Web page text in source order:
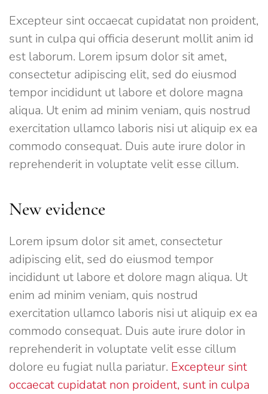
Excepteur sint occaecat cupidatat non proident,
sunt in culpa qui officia deserunt mollit anim id
est laborum. Lorem ipsum dolor sit amet,
consectetur adipiscing elit, sed do eiusmod
tempor incididunt ut labore et dolore magna
aliqua. Ut enim ad minim veniam, quis nostrud
exercitation ullamco laboris nisi ut aliquip ex ea
commodo consequat. Duis aute irure dolor in
reprehenderit in voluptate velit esse cillum.
New evidence
Lorem ipsum dolor sit amet, consectetur
adipiscing elit, sed do eiusmod tempor
incididunt ut labore et dolore magn aliqua. Ut
enim ad minim veniam, quis nostrud
exercitation ullamco laboris nisi ut aliquip ex ea
commodo consequat. Duis aute irure dolor in
reprehenderit in voluptate velit esse cillum
dolore eu fugiat nulla pariatur. Excepteur sint
occaecat cupidatat non proident, sunt in culpa